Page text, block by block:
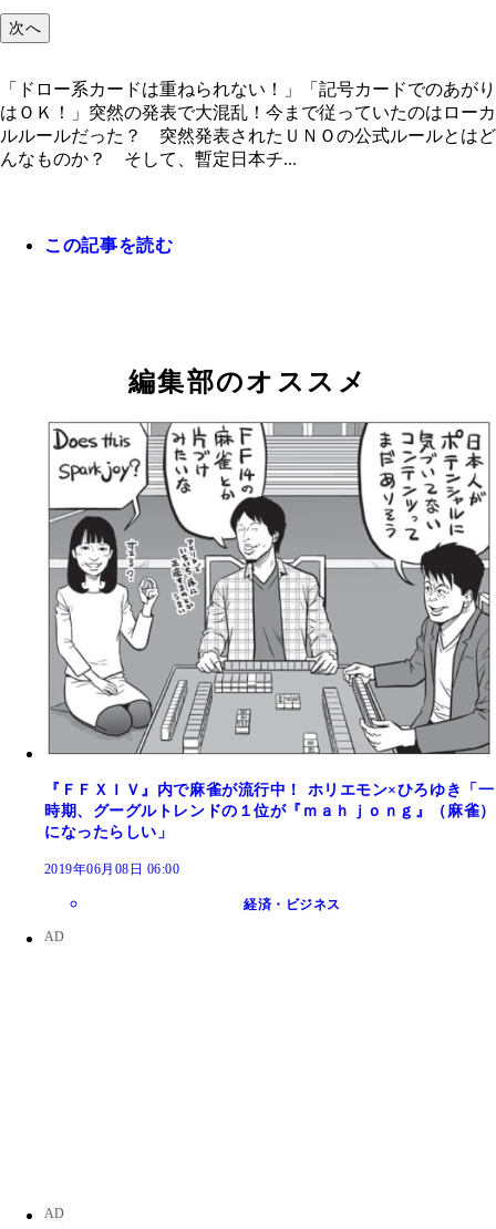
一躍、脚光を浴びた！？
次へ
「ドロー系カードは重ねられない！」「記号カードでのあがり
はＯＫ！」突然の発表で大混乱！今まで従っていたのはローカ
ルルールだった？ 突然発表されたＵＮＯの公式ルールとはど
んなものか？ そして、暫定日本チ...
この記事を読む
編集部のオススメ
『ＦＦＸＩＶ』内で麻雀が流行中！ ホリエモン×ひろゆき「一
時期、グーグルトレンドの１位が『ｍａｈｊｏｎｇ』（麻雀）
になったらしい」
2019年06月08日 06:00
経済・ビジネス